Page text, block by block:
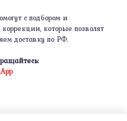
с подбором и
которые позволят
доставку по РФ.